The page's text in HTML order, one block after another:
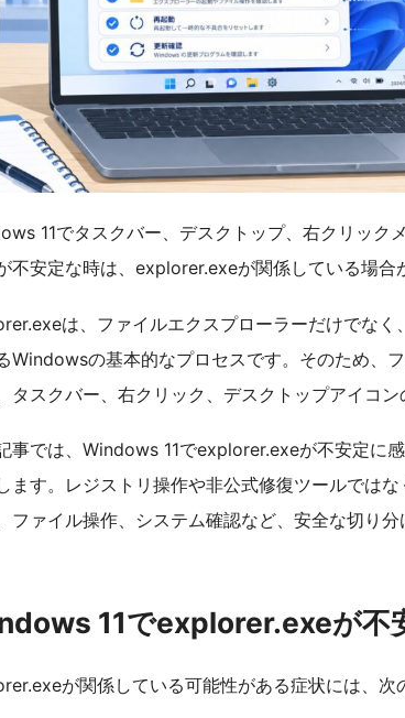
11でタスクバー、デスクトップ、右クリック
不安定な時は、explorer.exeが関係している場合
は、ファイルエクスプローラーだけでなく
Windowsの基本的なプロセスです。そのため、
タスクバー、右クリック、デスクトップアイコ
事では、Windows 11でexplorer.exeが不安定に
ます。レジストリ操作や非公式修復ツールでは
ファイル操作、システム確認など、安全な切り分
11でexplorer.exeが不
が関係している可能性がある症状には、次